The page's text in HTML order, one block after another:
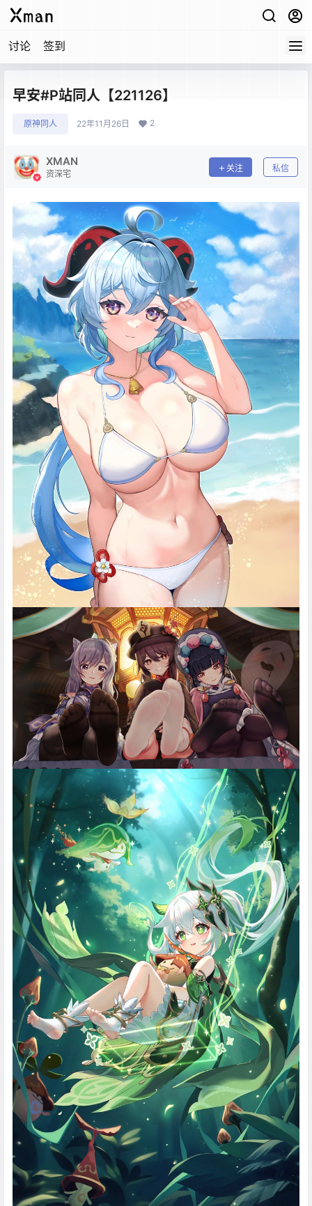
讨论 签到
早安#P站同人【221126】
原神同人 22年11月26日 2
XMAN
资深宅
关注 私信